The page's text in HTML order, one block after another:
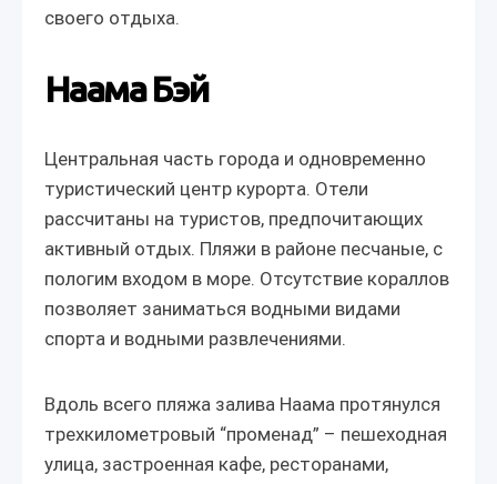
своего отдыха.
Наама Бэй
Центральная часть города и одновременно
туристический центр курорта. Отели
рассчитаны на туристов, предпочитающих
активный отдых. Пляжи в районе песчаные, с
пологим входом в море. Отсутствие кораллов
позволяет заниматься водными видами
спорта и водными развлечениями.
Вдоль всего пляжа залива Наама протянулся
трехкилометровый “променад” – пешеходная
улица, застроенная кафе, ресторанами,